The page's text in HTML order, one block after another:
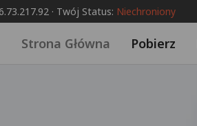
· Twój Status: Niechroniony
Strona Główna Pobierz